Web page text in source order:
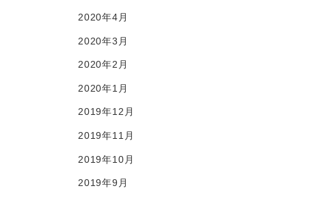
2020年4月
2020年3月
2020年2月
2020年1月
2019年12月
2019年11月
2019年10月
2019年9月